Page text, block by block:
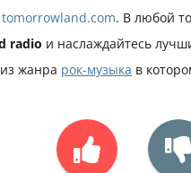
tomorrowland.com. В любой
radio и наслаждайтесь
жанра рок-музыка в